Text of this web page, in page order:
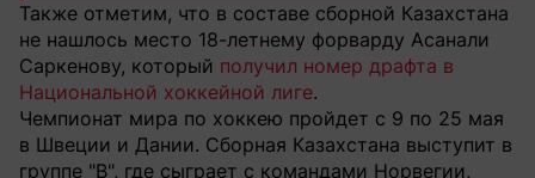
Также отметим, что в составе сборной Казахстана
не нашлось место 18-летнему форварду Асанали
Саркенову, который получил номер драфта в
Национальной хоккейной лиге.
Чемпионат мира по хоккею пройдет с 9 по 25 мая
в Швеции и Дании. Сборная Казахстана выступит в
группе "В", где сыграет с командами Норвегии,